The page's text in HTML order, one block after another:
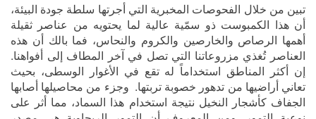
تبين من خلال الفحوصات المخبرية التي أجرتها سلطة جودة البيئة،
أن هذا الكمبوست ذو سمّية عالية لما يحتويه من عناصر ثقيلة
أهمها الرصاص والخارصين والكروم والنحاس، فما بالك أن هذه
العناصر تُغذي مزروعاتنا التي تصل في آخر المطاف إلى أفواهنا.
إن أكثر المناطق استخداماً له تقع في الأغوار الوسطى، بحيث
تعاني أراضيها من تدهور خصوبة تربتها. وجزء من محاصيلها أصابها
الجفاف كأشجار النخيل نتيجة استخدام هذا السماد، مما أثر على